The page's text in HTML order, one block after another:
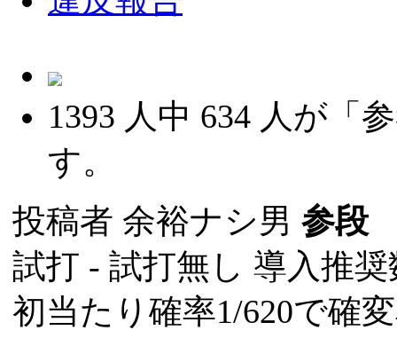
1393 人中 634 人が「
す。
投稿者 余裕ナシ男 参段
試打 - 試打無し 導入推
初当たり確率1/620で確